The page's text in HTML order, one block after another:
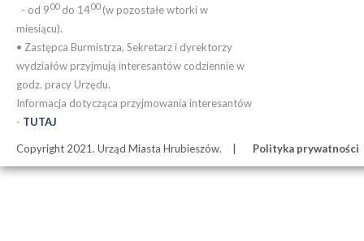
- od 900do 1400(w pozostałe wtorki w
miesiącu).
• Zastępca Burmistrza, Sekretarz i dyrektorzy
wydziałów przyjmują interesantów codziennie w
godz. pracy Urzędu.
Informacja dotycząca przyjmowania interesantów
- TUTAJ
Copyright 2021. Urząd Miasta Hrubieszów. Polityka prywatności